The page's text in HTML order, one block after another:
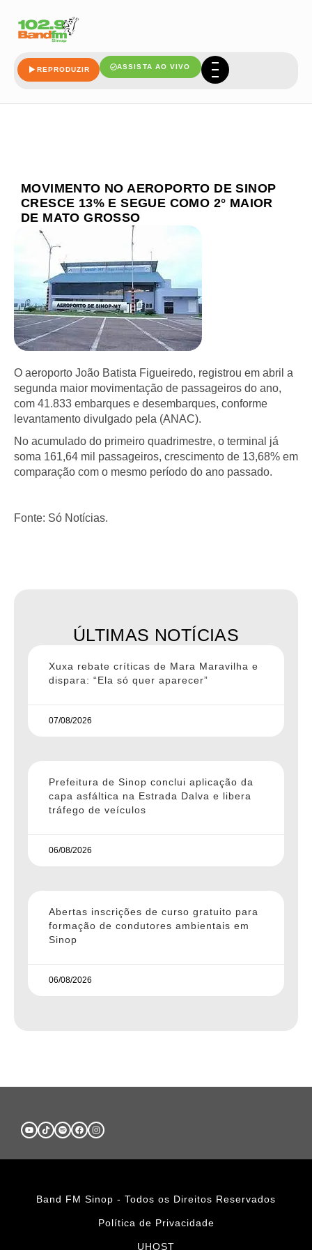
REPRODUZIR ASSISTA AO VIVO
MOVIMENTO NO AEROPORTO DE SINOP
CRESCE 13% E SEGUE COMO 2° MAIOR
DE MATO GROSSO
O aeroporto João Batista Figueiredo, registrou em abril a
segunda maior movimentação de passageiros do ano,
com 41.833 embarques e desembarques, conforme
levantamento divulgado pela (ANAC).
No acumulado do primeiro quadrimestre, o terminal já
soma 161,64 mil passageiros, crescimento de 13,68% em
comparação com o mesmo período do ano passado.
Fonte: Só Notícias.
ÚLTIMAS NOTÍCIAS
Xuxa rebate críticas de Mara Maravilha e
dispara: “Ela só quer aparecer”
07/08/2026
Prefeitura de Sinop conclui aplicação da
capa asfáltica na Estrada Dalva e libera
tráfego de veículos
06/08/2026
Abertas inscrições de curso gratuito para
formação de condutores ambientais em
Sinop
06/08/2026
Band FM Sinop - Todos os Direitos Reservados
Política de Privacidade
UHOST